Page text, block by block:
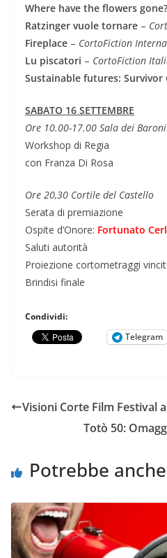
Where have the flowers gone?
Ratzinger vuole tornare –
Fireplace – CortoFiction
Lu piscatori – CortoFiction
Sustainable futures: Survivor
SABATO 16 SETTEMBRE
Ore 10.00-17.00 Sala dei Baroni
Workshop di Regia
con Franza Di Rosa
Ore 20,30 Cortile del Castello
Serata di premiazione
Ospite d’Onore: Fortunato
Saluti autorità
Proiezione cortometraggi
Brindisi finale
Condividi:
Telegram
Visioni Corte Film Festival
Totò 50:
Potrebbe